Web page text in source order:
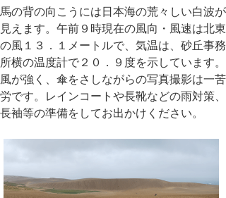
馬の背の向こうには日本海の荒々しい白波が
見えます。午前９時現在の風向・風速は北東
の風１３．１メートルで、気温は、砂丘事務
所横の温度計で２０．９度を示しています。
風が強く、傘をさしながらの写真撮影は一苦
労です。レインコートや長靴などの雨対策、
長袖等の準備をしてお出かけください。